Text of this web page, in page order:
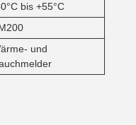
bis +55°C
und